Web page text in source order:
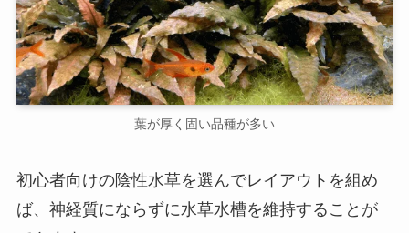
葉が厚く固い品種が多い
初心者向けの陰性水草を選んでレイアウトを組め
ば、神経質にならずに水草水槽を維持することが